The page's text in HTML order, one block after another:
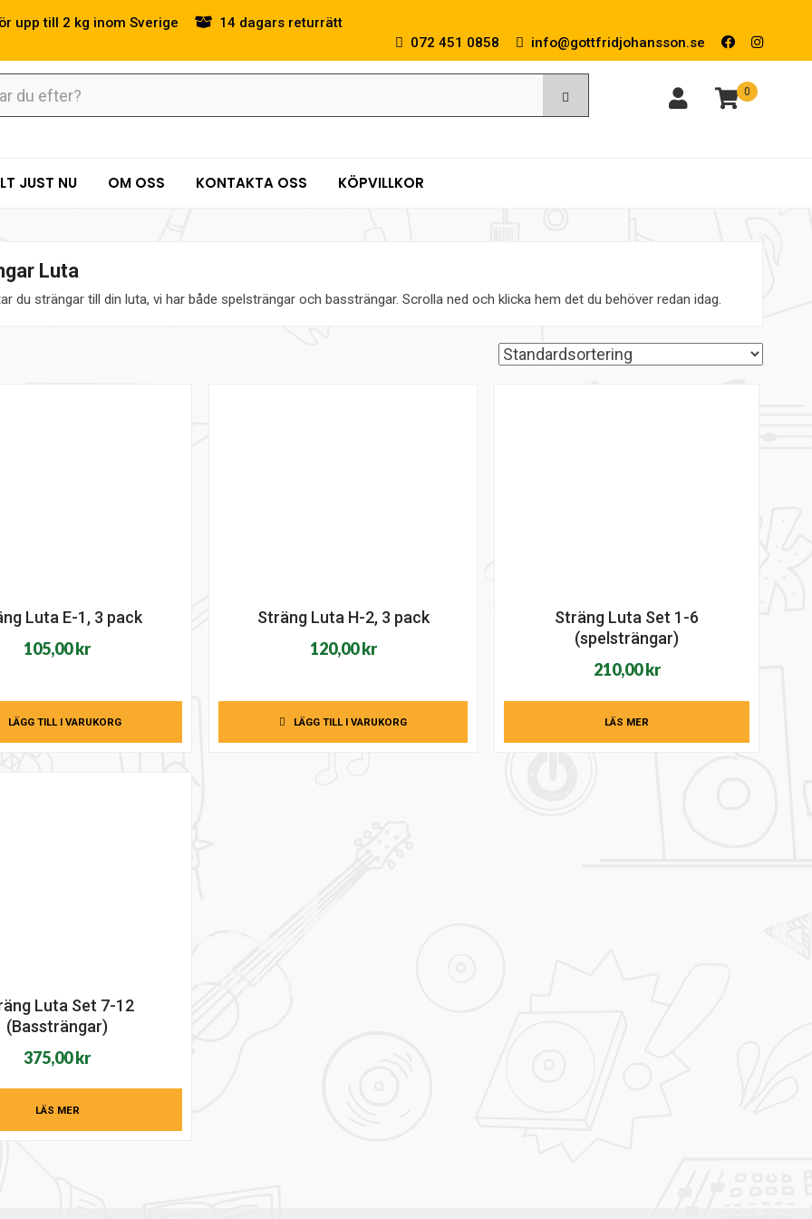
upp till 2 kg inom Sverige
14 dagars returrätt
072 451 0858
info@gottfridjohansson.se
0
JUST NU OM OSS KONTAKTA OSS KÖPVILLKOR
Luta
du strängar till din luta, vi har både spelsträngar och bassträngar. Scrolla ned och klicka hem det du behöver redan idag.
Luta E-1, 3 pack
105,00kr
LÄGG TILL I VARUKORG
Sträng Luta H-2, 3 pack
120,00kr
LÄGG TILL I VARUKORG
Sträng Luta Set 1-6
(spelsträngar)
210,00kr
LÄS MER
Luta Set 7-12
(Bassträngar)
375,00kr
LÄS MER